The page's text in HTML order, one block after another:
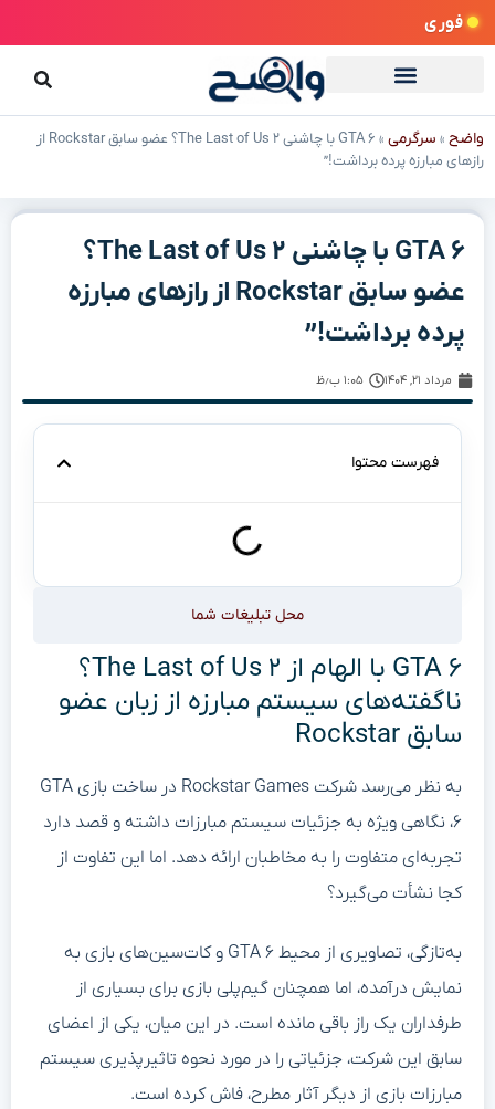
فوری
واضح » سرگرمی »
GTA ۶ با چاشنی The Last of Us ۲؟ عضو سابق Rockstar از
رازهای مبارزه پرده برداشت!”
GTA ۶ با چاشنی The Last of Us ۲؟
عضو سابق Rockstar از رازهای مبارزه
پرده برداشت!”
مرداد ۲۱, ۱۴۰۴ ۱:۰۵ ب٫ظ
فهرست محتوا
محل تبلیغات شما
GTA ۶ با الهام از The Last of Us ۲؟
ناگفته‌های سیستم مبارزه از زبان عضو
سابق Rockstar
به نظر می‌رسد شرکت Rockstar Games در ساخت بازی GTA
۶، نگاهی ویژه به جزئیات سیستم مبارزات داشته و قصد دارد
تجربه‌ای متفاوت را به مخاطبان ارائه دهد. اما این تفاوت از
کجا نشأت می‌گیرد؟
به‌تازگی، تصاویری از محیط GTA ۶ و کات‌سین‌های بازی به
نمایش درآمده، اما همچنان گیم‌پلی بازی برای بسیاری از
طرفداران یک راز باقی مانده است. در این میان، یکی از اعضای
سابق این شرکت، جزئیاتی را در مورد نحوه تاثیرپذیری سیستم
مبارزات بازی از دیگر آثار مطرح، فاش کرده است.